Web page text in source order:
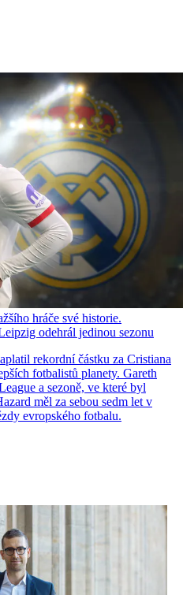
hráče své historie.
odehrál jedinou sezonu
rekordní částku za Cristiana
fotbalistů planety. Gareth
a sezoně, ve které byl
měl za sebou sedm let v
evropského fotbalu.